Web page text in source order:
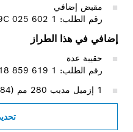
مقبض إضافي
رقم الطلب: 1 602 025 09C
إضافي في هذا الطراز
حقيبة عدة
رقم الطلب: 1 619 P18 859
تحديد